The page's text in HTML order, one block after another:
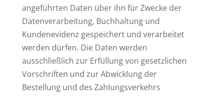
angeführten Daten über ihn für Zwecke der
Datenverarbeitung, Buchhaltung und
Kundenevidenz gespeichert und verarbeitet
werden dürfen. Die Daten werden
ausschließlich zur Erfüllung von gesetzlichen
Vorschriften und zur Abwicklung der
Bestellung und des Zahlungsverkehrs